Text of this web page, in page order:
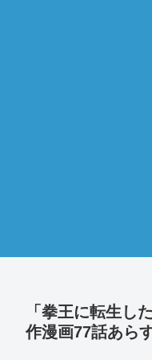
「拳王に転生
作漫画77話あら